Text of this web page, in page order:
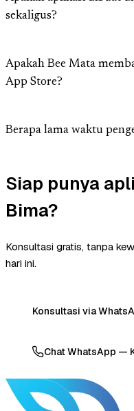
sekaligus?
Apakah Bee Mata
App Store?
Berapa lama waktu
Siap punya
Bima?
Konsultasi gratis, tanpa
hari ini.
Konsultasi via
Chat WhatsApp —